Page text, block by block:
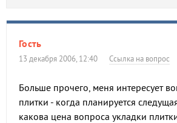
Гость
13 декабря 2006, 12:40 Ссылка на вопрос
Больше прочего, меня интересует
плитки - когда планируется
какова цена вопроса укладки